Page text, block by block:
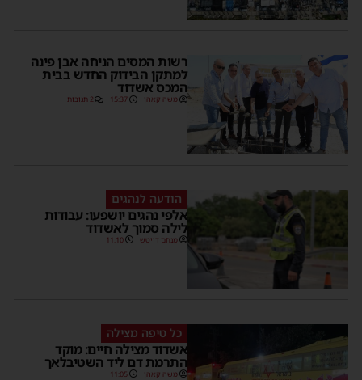
רשות המסים הניחה אבן פינה
למתקן הבידוק החדש בבית
המכס אשדוד
משה קאהן 15:37 2 תגובות
הודעה לנהגים
אלפי נהגים יושפעו: עבודות
לילה סמוך לאשדוד
מנחם דויטש 11:10
כל טיפה מצילה
אשדוד מצילה חיים: מוקד
התרמת דם ליד השטיבלאך
משה קאהן 11:05